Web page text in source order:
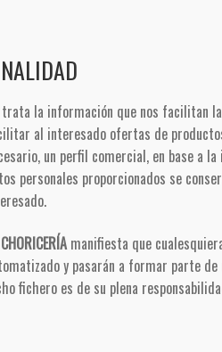
trata la información que nos facilitan
al interesado ofertas de
un perfil comercial, en base a
personales proporcionados se
manifiesta que
y pasarán a formar parte de
fichero es de su plena